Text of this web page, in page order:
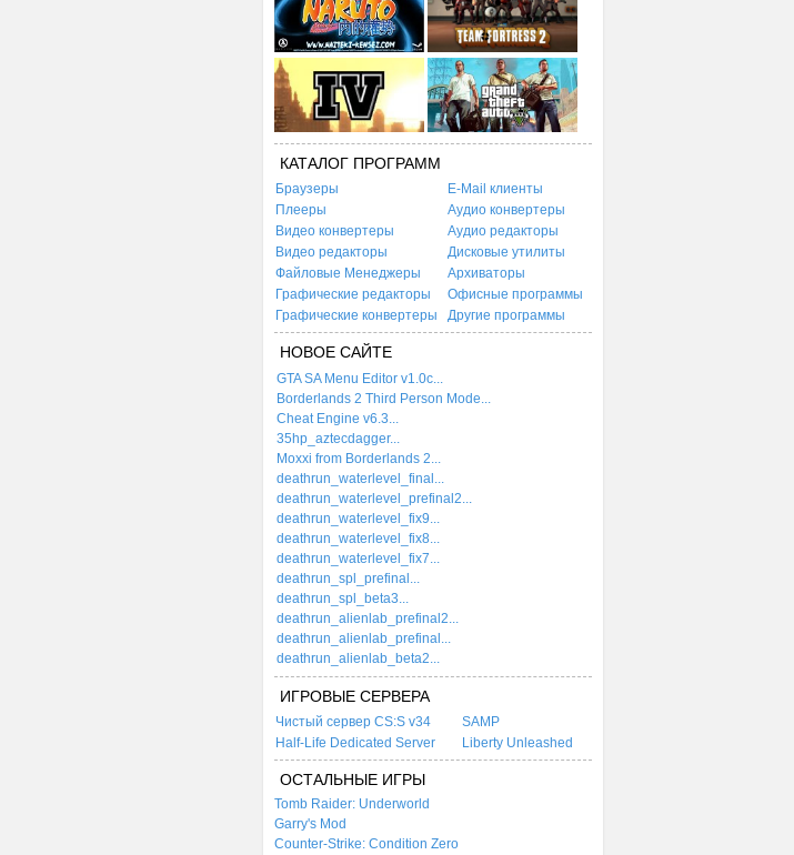
КАТАЛОГ ПРОГРАММ
Браузеры
E-Mail клиенты
Плееры
Аудио конвертеры
Видео конвертеры
Аудио редакторы
Видео редакторы
Дисковые утилиты
Файловые Менеджеры
Архиваторы
Графические редакторы
Офисные программы
Графические конвертеры
Другие программы
НОВОЕ САЙТЕ
GTA SA Menu Editor v1.0c...
Borderlands 2 Third Person Mode...
Cheat Engine v6.3...
35hp_aztecdagger...
Moxxi from Borderlands 2...
deathrun_waterlevel_final...
deathrun_waterlevel_prefinal2...
deathrun_waterlevel_fix9...
deathrun_waterlevel_fix8...
deathrun_waterlevel_fix7...
deathrun_spl_prefinal...
deathrun_spl_beta3...
deathrun_alienlab_prefinal2...
deathrun_alienlab_prefinal...
deathrun_alienlab_beta2...
ИГРОВЫЕ СЕРВЕРА
Чистый сервер CS:S v34
SAMP
Half-Life Dedicated Server
Liberty Unleashed
ОСТАЛЬНЫЕ ИГРЫ
Tomb Raider: Underworld
Garry's Mod
Counter-Strike: Condition Zero